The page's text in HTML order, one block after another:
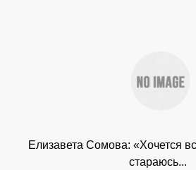
Елизавета Сомова: «Хочется
стараюсь...